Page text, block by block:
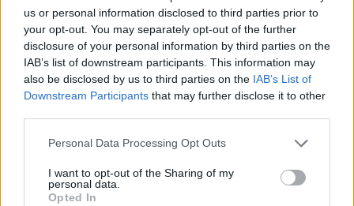
us or personal information disclosed to third parties prior to
your opt-out. You may separately opt-out of the further
disclosure of your personal information by third parties on the
IAB’s list of downstream participants. This information may
also be disclosed by us to third parties on the IAB’s List of
Downstream Participants that may further disclose it to other
Personal Data Processing Opt Outs
I want to opt-out of the Sharing of my
personal data.
Opted In
καμία πληροφορία πριν
εκτοξεύσετε τη βλακεία σας»
ΣΉΜΕΡΑ
Η παραγωγός ραδιοφώνου ανάρτησε
story στο Instagram για να διαψεύσει όσα
κυκλοφορούν για την ερωτική της ζωή
Το μαροκινό χωριό που έγινε
Τροία για τον Nolan, Yunkai για
σκηνικό για το βίντεο κλιπ ...